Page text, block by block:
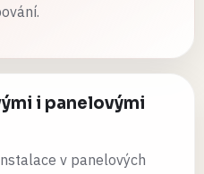
i panelovými
v panelových